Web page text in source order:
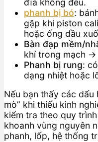
phanh bị bó:
gặp khi piston
hoặc ống dầu
Bàn đạp mềm/
khí trong mạch →
Phanh bị rung:
dạng nhiệt hoặc
Nếu bạn thấy các dấu
mò” khi thiếu kinh
kiểm tra theo quy
khoanh vùng nguyên
phanh, lốp, hệ thống